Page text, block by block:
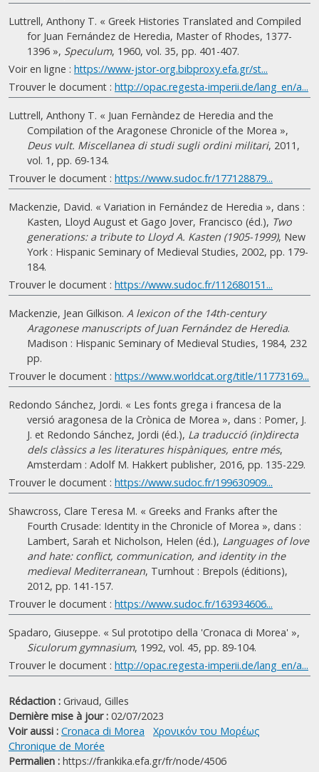
Luttrell, Anthony T. « Greek Histories Translated and Compiled
for Juan Fernández de Heredia, Master of Rhodes, 1377-
1396 », Speculum, 1960, vol. 35, pp. 401-407.
Voir en ligne : https://www-jstor-org.bibproxy.efa.gr/st...
Trouver le document : http://opac.regesta-imperii.de/lang_en/a...
Luttrell, Anthony T. « Juan Fernàndez de Heredia and the
Compilation of the Aragonese Chronicle of the Morea »,
Deus vult. Miscellanea di studi sugli ordini militari, 2011,
vol. 1, pp. 69-134.
Trouver le document : https://www.sudoc.fr/177128879...
Mackenzie, David. « Variation in Fernández de Heredia », dans :
Kasten, Lloyd August et Gago Jover, Francisco (éd.), Two
generations: a tribute to Lloyd A. Kasten (1905-1999), New
York : Hispanic Seminary of Medieval Studies, 2002, pp. 179-
184.
Trouver le document : https://www.sudoc.fr/112680151...
Mackenzie, Jean Gilkison. A lexicon of the 14th-century
Aragonese manuscripts of Juan Fernández de Heredia.
Madison : Hispanic Seminary of Medieval Studies, 1984, 232
pp.
Trouver le document : https://www.worldcat.org/title/11773169...
Redondo Sánchez, Jordi. « Les fonts grega i francesa de la
versió aragonesa de la Crònica de Morea », dans : Pomer, J.
J. et Redondo Sánchez, Jordi (éd.), La traducció (in)directa
dels clàssics a les literatures hispàniques, entre més,
Amsterdam : Adolf M. Hakkert publisher, 2016, pp. 135-229.
Trouver le document : https://www.sudoc.fr/199630909...
Shawcross, Clare Teresa M. « Greeks and Franks after the
Fourth Crusade: Identity in the Chronicle of Morea », dans :
Lambert, Sarah et Nicholson, Helen (éd.), Languages of love
and hate: conflict, communication, and identity in the
medieval Mediterranean, Turnhout : Brepols (éditions),
2012, pp. 141-157.
Trouver le document : https://www.sudoc.fr/163934606...
Spadaro, Giuseppe. « Sul prototipo della 'Cronaca di Morea' »,
Siculorum gymnasium, 1992, vol. 45, pp. 89-104.
Trouver le document : http://opac.regesta-imperii.de/lang_en/a...
Rédaction : Grivaud, Gilles
Dernière mise à jour : 02/07/2023
Voir aussi : Cronaca di Morea
Χρονικόν του Μoρέως
Chronique de Morée
Permalien : https://frankika.efa.gr/fr/node/4506